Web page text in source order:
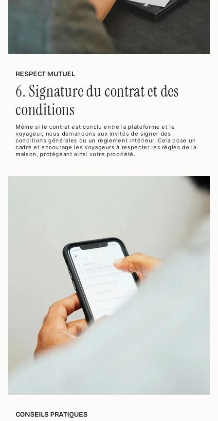
RESPECT MUTUEL
6. Signature du contrat et des
conditions
Même si le contrat est conclu entre la plateforme et le
voyageur, nous demandons aux invités de signer des
conditions générales ou un règlement intérieur. Cela pose un
cadre et encourage les voyageurs à respecter les règles de la
maison, protégeant ainsi votre propriété.
CONSEILS PRATIQUES